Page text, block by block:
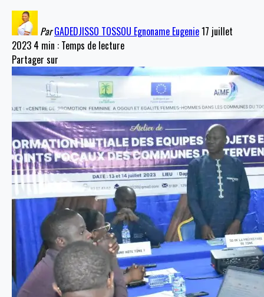
Par GADEDJISSO TOSSOU Egnoname Eugenie17 juillet
2023 4 min : Temps de lecture
Partager sur